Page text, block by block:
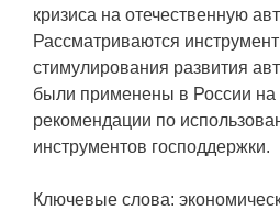
кризиса на отечественную
Рассматриваются
стимулирования развития
были применены в России на
рекомендации по
инструментов господдержки.
Ключевые слова: